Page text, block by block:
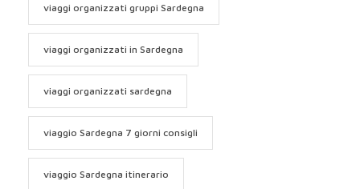
viaggi organizzati gruppi Sardegna
viaggi organizzati in Sardegna
viaggi organizzati sardegna
viaggio Sardegna 7 giorni consigli
viaggio Sardegna itinerario